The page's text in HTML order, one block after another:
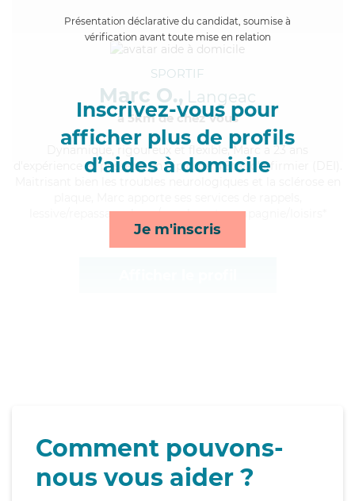
Présentation déclarative du candidat, soumise à
vérification avant toute mise en relation
Inscrivez-vous pour
afficher plus de profils
d’aides à domicile
Je m'inscris
SPORTIF
Marc O., Langeac
à 5km de chez Vous
, rigoureux et flexible, Marc a 23 ans
d'expérience et possède un diplôme d'Etat d'infirmier (DEI).
lessive/repassage, lever/coucher et compagnie/loisirs*
Comment pouvons-
nous vous aider ?